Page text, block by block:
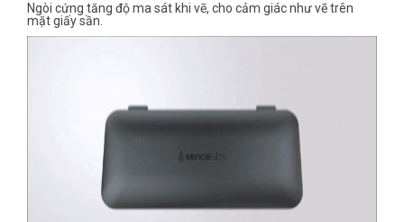
Ngòi cứng tăng độ ma sát khi vẽ, cho cảm giác như vẽ trên
mặt giấy sần.